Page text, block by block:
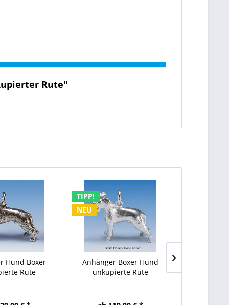
Rute"
Hund Boxer
Rute
TIPP!
NEU
Anhänger Boxer Hund
unkupierte Rute